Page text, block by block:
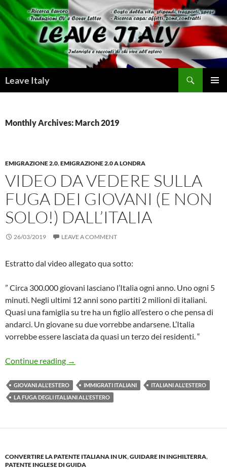
Skip
to
content
Leave Italy
Monthly Archives: March 2019
EMIGRAZIONE 2.0,EMIGRAZIONE 2.0 A LONDRA
VIDEO DA VEDERE SULLA
FUGA DEI GIOVANI (E NON
SOLO!) DALL’ITALIA
26/03/2019 LEAVE A COMMENT
Estratto dal video allegato qua sotto:
” Circa 300.000 giovani lasciano l’Italia ogni anno. Uno ogni 5
minuti. Negli ultimi 12 anni sono partiti 2 milioni di italiani.
Quasi una famiglia su tre ha un figlio all’estero o che pensa di
andarci. Un giovane su due vorrebbe andarsene. L’Italia
vorrebbe essere lasciata da quasi un terzo dei residenti. “
Continue reading video da vedere sulla fuga dei giovani (e non
→
GIOVANI ALL'ESTERO IMMIGRATI ITALIANI
ITALIANI ALL'ESTERO
LA FUGA DEGLI ITALIANI ALL'ESTERO
CONVERTIRE LA PATENTE ITALIANA IN UK,GUIDARE IN INGHILTERRA,
PATENTE INGLESE DI GUIDA